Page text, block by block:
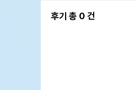
후기 총 0 건